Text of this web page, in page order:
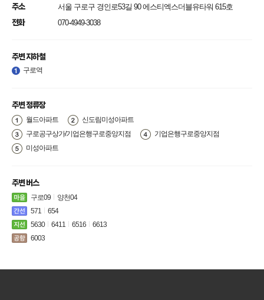
주소 서울 구로구 경인로53길 90 에스티엑스더블유타워 615호
전화 070-4949-3038
주변 지하철
구로역
주변 정류장
월드아파트
신도림미성아파트
구로공구상가/기업은행구로중앙지점
기업은행구로중앙지점
미성아파트
주변 버스
구로09
양천04
571
654
5630
6411 6516
6613
6003